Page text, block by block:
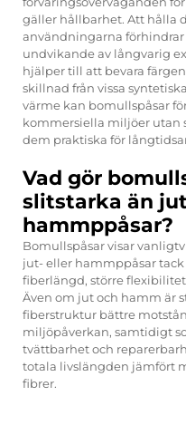
gäller hållbarhet. Att hålla
användningarna
undvikande av långvarig
hjälper till att bevara
skillnad från vissa
värme kan bomullspåsar
kommersiella miljöer utan
dem praktiska för
Vad gör
slitstarka än
hammppåsar?
Bomullspåsar visar
jut- eller hammppåsar
fiberlängd, större
Även om jut och hamm är
fiberstruktur bättre
miljöpåverkan, samtidigt
tvättbarhet och
totala livslängden jämfört
fibrer.